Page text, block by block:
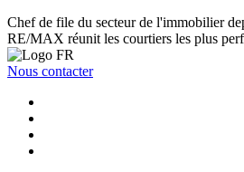
Chef de file du secteur de l'immobilier
RE/MAX réunit les courtiers les plus
Nous contacter